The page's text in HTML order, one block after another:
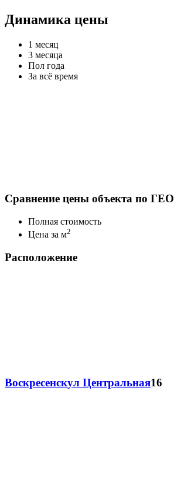
Динамика цены
1 месяц
3 месяца
Пол года
За всё время
Сравнение цены объекта по ГЕО
Полная стоимость
Цена за м2
Расположение
Воскресенскул Центральная16